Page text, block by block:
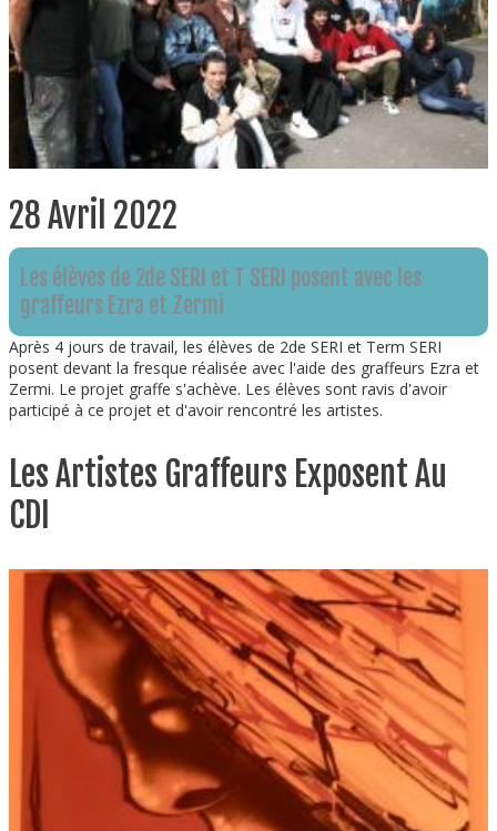
28 Avril 2022
Les élèves de 2de SERI et T SERI posent avec les
graffeurs Ezra et Zermi
Après 4 jours de travail, les élèves de 2de SERI et Term SERI
posent devant la fresque réalisée avec l'aide des graffeurs Ezra et
Zermi. Le projet graffe s'achève. Les élèves sont ravis d'avoir
participé à ce projet et d'avoir rencontré les artistes.
Les Artistes Graffeurs Exposent Au
CDI